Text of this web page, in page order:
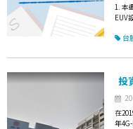
1. 本
EUV
台
投
在
年